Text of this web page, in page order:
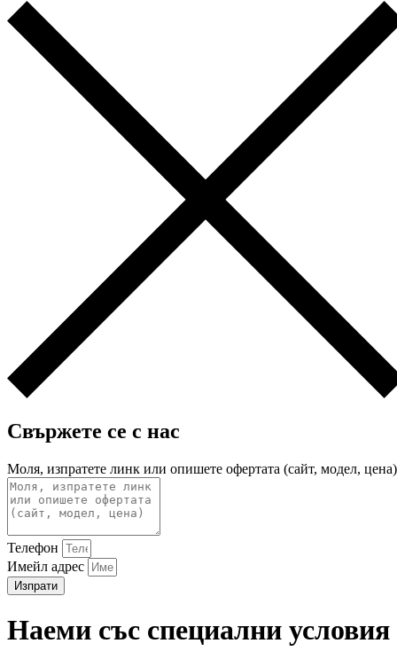
Свържете се с нас
Моля, изпратете линк или опишете офертата (сайт, модел, цена)
Телефон
Имейл адрес
Изпрати
Наеми със специални условия